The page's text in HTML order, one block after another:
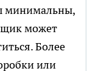
минимальны,
может
Более
или